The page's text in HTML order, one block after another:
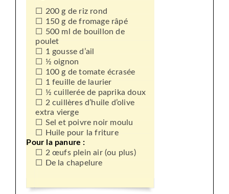
200 g de riz rond
150 g de fromage râpé
500 ml de bouillon de
poulet
1 gousse d’ail
½ oignon
100 g de tomate écrasée
1 feuille de laurier
½ cuillerée de paprika doux
2 cuillères d’huile d’olive
extra vierge
Sel et poivre noir moulu
Huile pour la friture
Pour la panure :
2 œufs plein air (ou plus)
De la chapelure